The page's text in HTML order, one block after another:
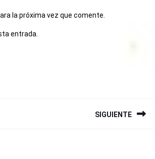
la próxima vez que comente.
entrada.
SIGUIENTE